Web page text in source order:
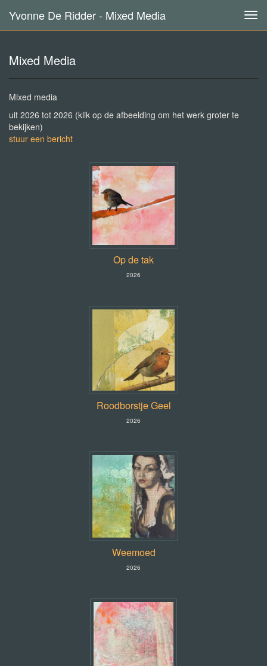
Yvonne De Ridder - Mixed Media
Mixed Media
Mixed media
uit 2026 tot 2026 (klik op de afbeelding om het werk groter te
bekijken)
stuur een bericht
Op de tak
2026
Roodborstje Geel
2026
Weemoed
2026